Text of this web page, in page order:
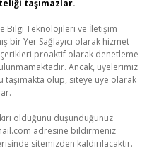
taşımazlar.
Bilgi Teknolojileri ve İletişim
bir Yer Sağlayıcı olarak hizmet
proaktif olarak denetleme
Ancak, üyelerimiz
taşımakta olup, siteye üye olarak
olduğunu düşündüğünüz
adresine bildirmeniz
sitemizden kaldırılacaktır.